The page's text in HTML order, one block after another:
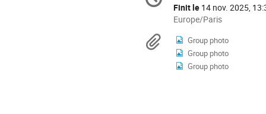
de
conférence
Finit le 14 nov. 2025,
Toutes
horaires
sont
en
Europe/Paris
Documents
Group photo
Group photo
Group photo